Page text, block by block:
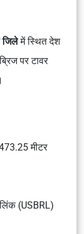
जिलेमें स्थित देश
पर टावर
मीटर
लिंक (USBRL)